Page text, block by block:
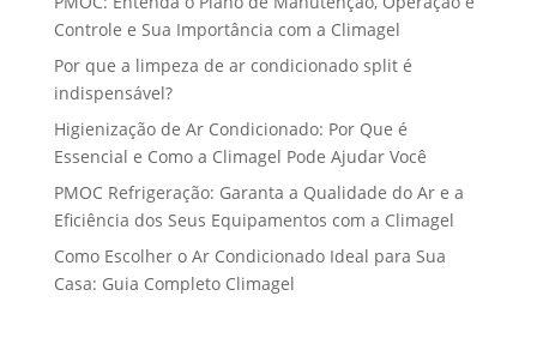
Controle e Sua Importância com a Climagel
Por que a limpeza de ar condicionado split é
indispensável?
Higienização de Ar Condicionado: Por Que é
Essencial e Como a Climagel Pode Ajudar Você
PMOC Refrigeração: Garanta a Qualidade do Ar e a
Eficiência dos Seus Equipamentos com a Climagel
Como Escolher o Ar Condicionado Ideal para Sua
Casa: Guia Completo Climagel